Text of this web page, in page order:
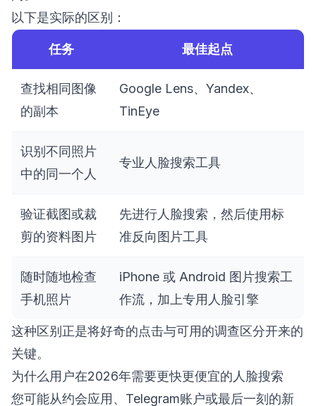
以下是实际的区别：
任务 最佳起点
查找相同图像
的副本
Google Lens、Yandex、
TinEye
识别不同照片
中的同一个人
专业人脸搜索工具
验证截图或裁
剪的资料图片
先进行人脸搜索，然后使用标
准反向图片工具
随时随地检查
手机照片
iPhone 或 Android 图片搜索工
作流，加上专用人脸引擎
这种区别正是将好奇的点击与可用的调查区分开来的
关键。
为什么用户在2026年需要更快更便宜的人脸搜索
您可能从约会应用、Telegram账户或最后一刻的新